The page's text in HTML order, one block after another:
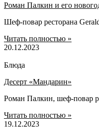
Роман Палкин и его
Шеф-повар ресторана
Читать полностью »
20.12.2023
Блюда
Десерт «Мандарин»
Роман Палкин, шеф-повар
Читать полностью »
19.12.2023